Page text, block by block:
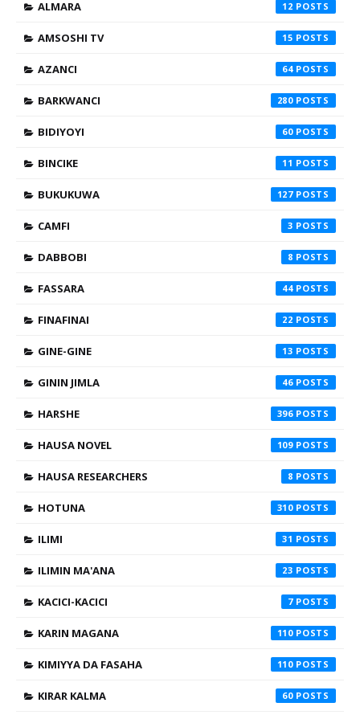
ALMARA 12
AMSOSHI TV 15
AZANCI 64
BARKWANCI 280
BIDIYOYI 60
BINCIKE 11
BUKUKUWA 127
CAMFI 3
DABBOBI 8
FASSARA 44
FINAFINAI 22
GINE-GINE 13
GININ JIMLA 46
HARSHE 396
HAUSA NOVEL 109
HAUSA RESEARCHERS 8
HOTUNA 310
ILIMI 31
ILIMIN MA'ANA 23
KACICI-KACICI 7
KARIN MAGANA 110
KIMIYYA DA FASAHA 110
KIRAR KALMA 60